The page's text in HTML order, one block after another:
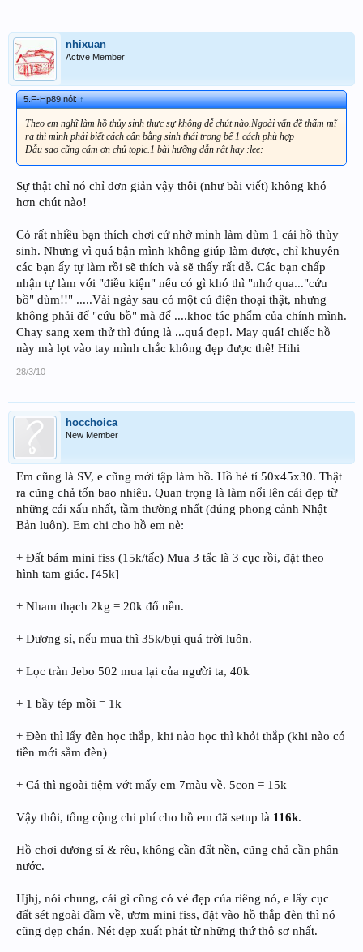
nhixuan
Active Member
5.F-Hp89 nói:↑
Theo em nghĩ làm hồ thủy sinh thực sự không dễ chút nào.Ngoài vấn đề thẩm mĩ
ra thì mình phải biết cách cân bằng sinh thái trong bể 1 cách phù hợp
Dẫu sao cũng cám ơn chủ topic.1 bài hưỡng dẫn rât hay :lee:
Sự thật chỉ nó chỉ đơn giản vậy thôi (như bài viết) không khó
hơn chút nào!
Có rất nhiều bạn thích chơi cứ nhờ mình làm dùm 1 cái hồ thùy
sinh. Nhưng vì quá bận mình không giúp làm được, chỉ khuyên
các bạn ấy tự làm rồi sẽ thích và sẽ thấy rất dễ. Các bạn chấp
nhận tự làm với "điều kiện" nếu có gì khó thì "nhớ qua..."cứu
bồ" dùm!!" .....Vài ngày sau có một cú điện thoại thật, nhưng
không phải để "cứu bồ" mà để ....khoe tác phẩm của chính mình.
Chay sang xem thử thì đúng là ...quá đẹp!. May quá! chiếc hồ
này mà lọt vào tay mình chắc không đẹp được thê! Hihi
28/3/10
hocchoica
New Member
Em cũng là SV, e cũng mới tập làm hồ. Hồ bé tí 50x45x30. Thật
ra cũng chả tốn bao nhiêu. Quan trọng là làm nổi lên cái đẹp từ
những cái xấu nhất, tầm thường nhất (đúng phong cảnh Nhật
Bản luôn). Em chi cho hồ em nè:
+ Đất bám mini fiss (15k/tấc) Mua 3 tấc là 3 cục rồi, đặt theo
hình tam giác. [45k]
+ Nham thạch 2kg = 20k đổ nền.
+ Dương sỉ, nếu mua thì 35k/bụi quá trời luôn.
+ Lọc tràn Jebo 502 mua lại của người ta, 40k
+ 1 bầy tép mồi = 1k
+ Đèn thì lấy đèn học thắp, khi nào học thì khỏi thắp (khi nào có
tiền mới sắm đèn)
+ Cá thì ngoài tiệm vớt mấy em 7màu về. 5con = 15k
Vậy thôi, tổng cộng chi phí cho hồ em đã setup là 116k.
Hồ chơi dương sỉ & rêu, không cần đất nền, cũng chả cần phân
nước.
Hjhj, nói chung, cái gì cũng có vẻ đẹp của riêng nó, e lấy cục
đất sét ngoài đầm về, ươm mini fiss, đặt vào hồ thắp đèn thì nó
cũng đẹp chán. Nét đẹp xuất phát từ những thứ thô sơ nhất.